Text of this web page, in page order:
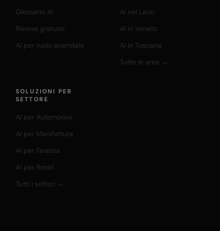
Glossario AI
Risorse gratuite
AI per ruolo aziendale
AI nel Lazio
AI in Veneto
AI in Toscana
Tutte le aree →
SOLUZIONI PER
SETTORE
AI per Automotive
AI per Manifattura
AI per Finanza
AI per Retail
Tutti i settori →